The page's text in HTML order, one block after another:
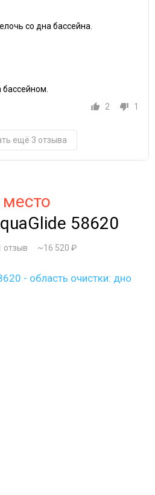
со дна бассейна.
2
1
ещё 3 отзыва
58620
отзыв ~16 520 ₽